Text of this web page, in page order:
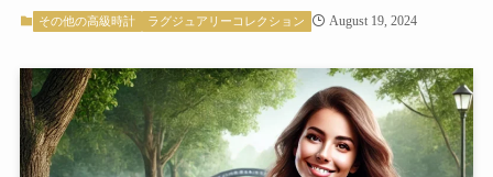
その他の高級時計 ラグジュアリーコレクション August 19, 2024